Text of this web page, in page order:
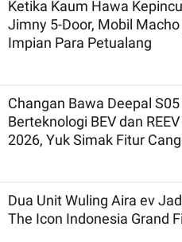
Ketika Kaum Hawa
Jimny 5-Door, Mobil
Impian Para Petualang
Changan Bawa Deepal S05
Berteknologi BEV dan
2026, Yuk Simak Fitur
Dua Unit Wuling Aira ev
The Icon Indonesia Grand